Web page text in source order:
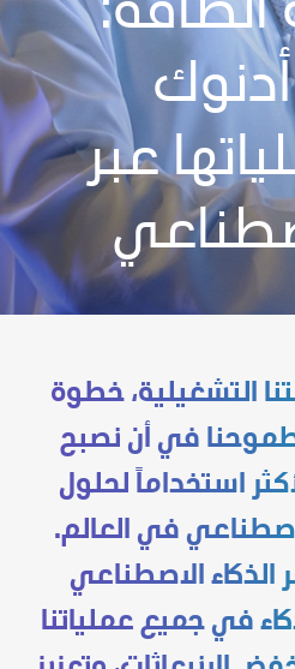
عبر
التشغيلية، خطوة
في أن نصبح
استخداماً لحلول
في العالم.
الاصطناعي
في جميع عملياتنا